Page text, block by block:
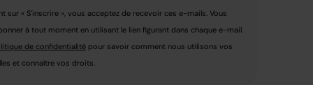
sur « S'inscrire », vous acceptez de recevoir ces e-mails. Vous
à tout moment en utilisant le lien figurant dans chaque e-mail.
de confidentialité pour savoir comment nous utilisons vos
et connaître vos droits.